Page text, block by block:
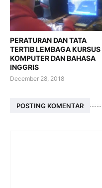
PERATURAN DAN TATA
TERTIB LEMBAGA KURSUS
KOMPUTER DAN BAHASA
INGGRIS
December 28, 2018
POSTING KOMENTAR